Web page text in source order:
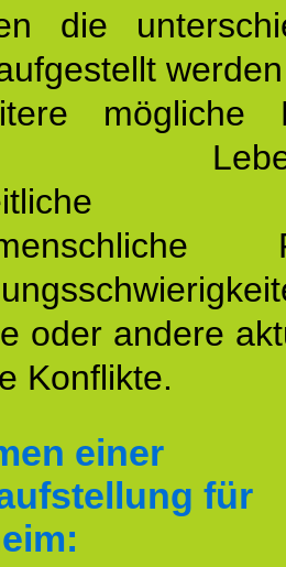
die
mögliche
oder andere
Konflikte.
einer
für